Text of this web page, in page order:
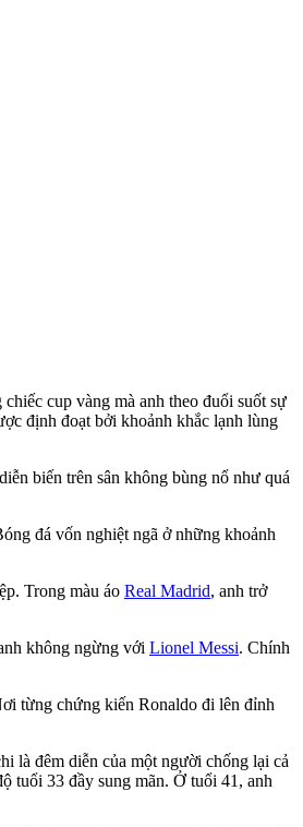
cup vàng mà anh theo đuổi suốt sự
định đoạt bởi khoảnh khắc lạnh lùng
biến trên sân không bùng nổ như quá
đá vốn nghiệt ngã ở những khoảnh
Trong màu áo Real Madrid, anh trở
không ngừng với Lionel Messi. Chính
từng chứng kiến Ronaldo đi lên đỉnh
là đêm diễn của một người chống lại cả
tuổi 33 đầy sung mãn. Ở tuổi 41, anh